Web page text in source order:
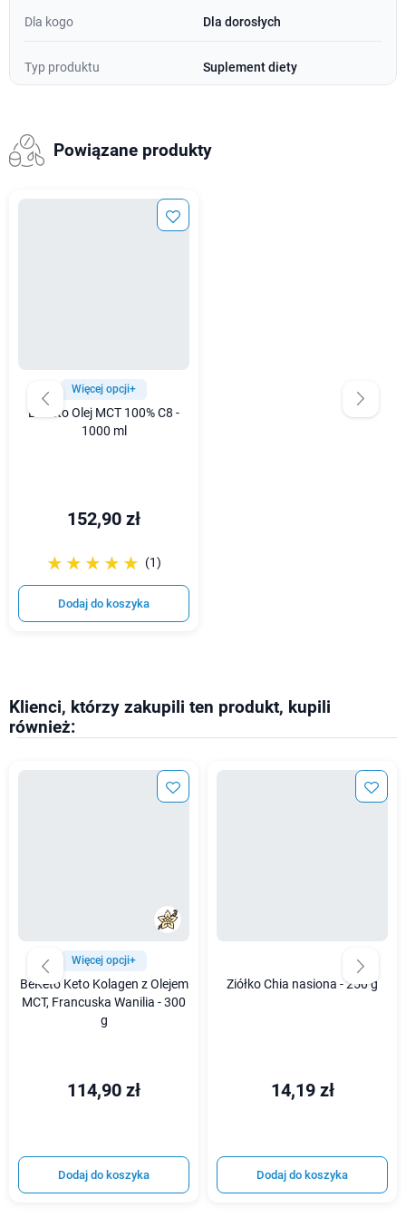
Dla kogo Dla dorosłych
Typ produktu Suplement diety
Powiązane produkty
Więcej opcji+
BeKeto Olej MCT 100% C8 -
1000 ml
152,90 zł
☆☆☆☆☆
★★★★★ (1)
Dodaj do koszyka
Klienci, którzy zakupili ten produkt, kupili
również:
Więcej opcji+
BeKeto Keto Kolagen z Olejem
MCT, Francuska Wanilia - 300
g
114,90 zł
Dodaj do koszyka
Ziółko Chia nasiona - 250 g
14,19 zł
Dodaj do koszyka